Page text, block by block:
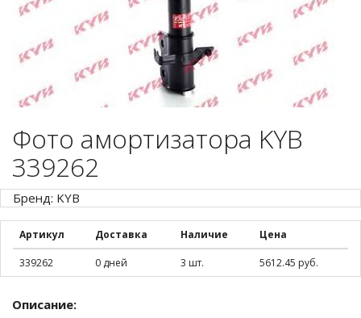
Фото амортизатора KYB
339262
Бренд: KYB
Артикул Доставка Наличие Цена
339262 0 дней 3 шт. 5612.45 руб.
Описание: